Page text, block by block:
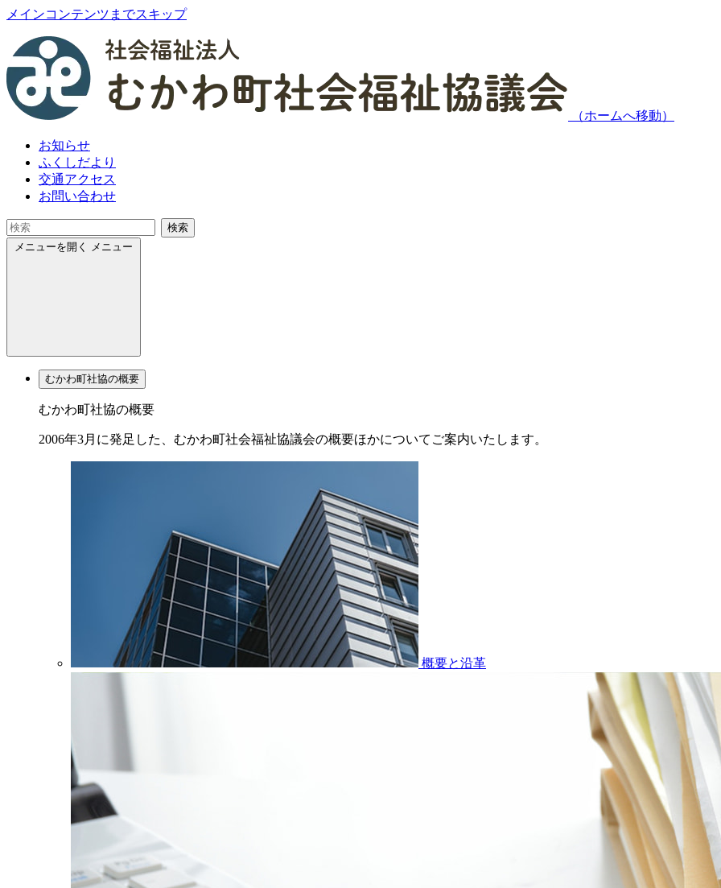
メインコンテンツまでスキップ
（ホームへ移動）
お知らせ
ふくしだより
交通アクセス
お問い合わせ
検索
メニューを開く
メニュー
むかわ町社協の概要
むかわ町社協の概要
2006年3月に発足した、むかわ町社会福祉協議会の概要ほかについてご案内いたします。
概要と沿革